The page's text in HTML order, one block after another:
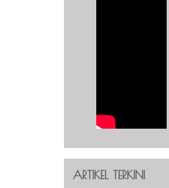
ARTIKEL TERKINI